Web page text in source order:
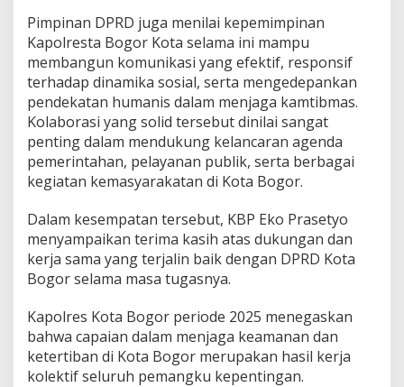
z
i
n
P
a
m
i
t
Pimpinan DPRD juga menilai kepemimpinan
Kapolresta Bogor Kota selama ini mampu
membangun komunikasi yang efektif, responsif
terhadap dinamika sosial, serta mengedepankan
pendekatan humanis dalam menjaga kamtibmas.
Kolaborasi yang solid tersebut dinilai sangat
penting dalam mendukung kelancaran agenda
pemerintahan, pelayanan publik, serta berbagai
kegiatan kemasyarakatan di Kota Bogor.
Dalam kesempatan tersebut, KBP Eko Prasetyo
menyampaikan terima kasih atas dukungan dan
kerja sama yang terjalin baik dengan DPRD Kota
Bogor selama masa tugasnya.
Kapolres Kota Bogor periode 2025 menegaskan
bahwa capaian dalam menjaga keamanan dan
ketertiban di Kota Bogor merupakan hasil kerja
kolektif seluruh pemangku kepentingan.